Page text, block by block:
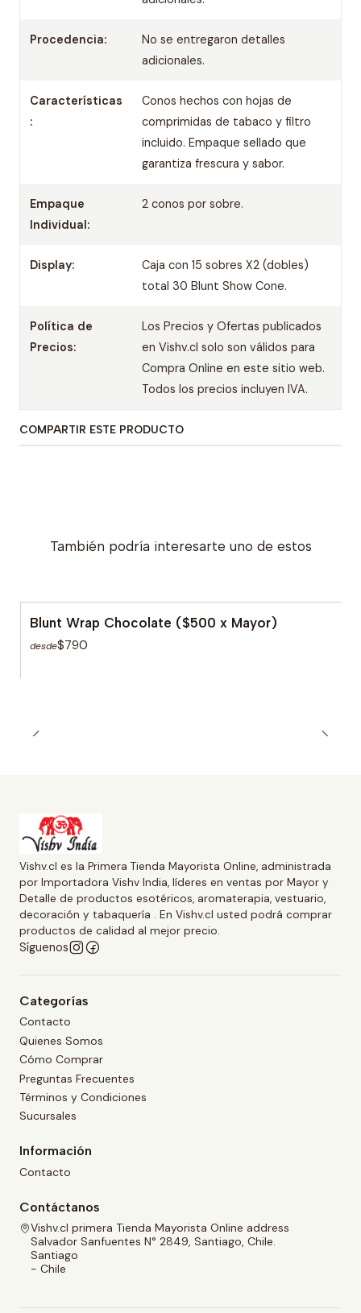
Procedencia:
No se entregaron detalles
adicionales.
Características
:
Conos hechos con hojas de
comprimidas de tabaco y filtro
incluido. Empaque sellado que
garantiza frescura y sabor.
Empaque
Individual:
2 conos por sobre.
Display:
Caja con 15 sobres X2 (dobles)
total 30 Blunt Show Cone.
Política de
Precios:
Los Precios y Ofertas publicados
en Vishv.cl solo son válidos para
Compra Online en este sitio web.
Todos los precios incluyen IVA.
COMPARTIR ESTE PRODUCTO
También podría interesarte uno de estos
Blunt Wrap Chocolate ($500 x Mayor)
desde$790
Vishv.cl es la Primera Tienda Mayorista Online, administrada
por Importadora Vishv India, líderes en ventas por Mayor y
Detalle de productos esotéricos, aromaterapia, vestuario,
decoración y tabaquería . En Vishv.cl usted podrá comprar
productos de calidad al mejor precio.
Síguenos
Categorías
Contacto
Quienes Somos
Cómo Comprar
Preguntas Frecuentes
Términos y Condiciones
Sucursales
Información
Contacto
Contáctanos
Vishv.cl primera Tienda Mayorista Online address
Salvador Sanfuentes N° 2849, Santiago, Chile.
Santiago
- Chile